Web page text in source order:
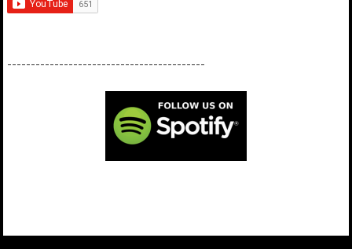
------------------------------------------